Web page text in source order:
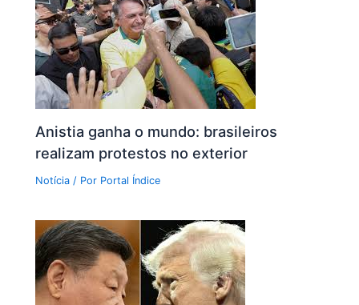
Anistia ganha o mundo: brasileiros
realizam protestos no exterior
Notícia / Por Portal Índice